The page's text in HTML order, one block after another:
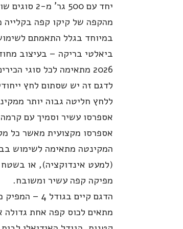
מהקפה של קיקו קפה בקלייה
במיוחד בגלל התאמתם
ביאלטי בריקה – בעיצוב
2026 מתאימה לכל סוגי
לדגם זה יש שסתום לחץ
ללחץ חליטה גבוה יותר
אספרסו עשיר וסמיך עם
אספרסו מקצועית מאשר כל
המקינטה מתאימה לשימוש
(למעט אינדוקציה), או בשטח
מפיקה קפה עשיר ומשובח.